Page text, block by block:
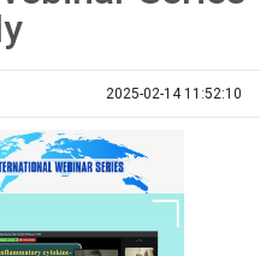
2025-02-14 11:52:10